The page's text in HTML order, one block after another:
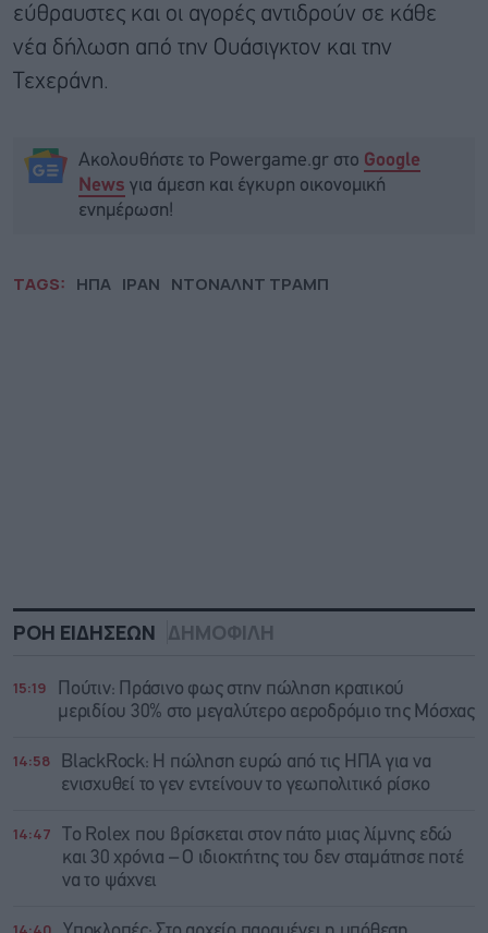
εύθραυστες και οι αγορές αντιδρούν σε κάθε
νέα δήλωση από την Ουάσιγκτον και την
Τεχεράνη.
Ακολουθήστε το Powergame.gr στο Google
News για άμεση και έγκυρη οικονομική
ενημέρωση!
TAGS: ΗΠΑ ΙΡΑΝ ΝΤΟΝΑΛΝΤ ΤΡΑΜΠ
ΡΟΗ ΕΙΔΗΣΕΩΝ ΔΗΜΟΦΙΛΗ
15:19
Πούτιν: Πράσινο φως στην πώληση κρατικού
μεριδίου 30% στο μεγαλύτερο αεροδρόμιο της Μόσχας
14:58
BlackRock: Η πώληση ευρώ από τις ΗΠΑ για να
ενισχυθεί το γεν εντείνουν το γεωπολιτικό ρίσκο
14:47
Το Rolex που βρίσκεται στον πάτο μιας λίμνης εδώ
και 30 χρόνια – Ο ιδιοκτήτης του δεν σταμάτησε ποτέ
να το ψάχνει